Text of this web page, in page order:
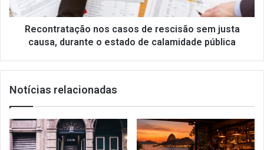
durante
estado
Recontratação nos casos de rescisão sem justa
causa, durante o estado de calamidade pública
Notícias relacionadas